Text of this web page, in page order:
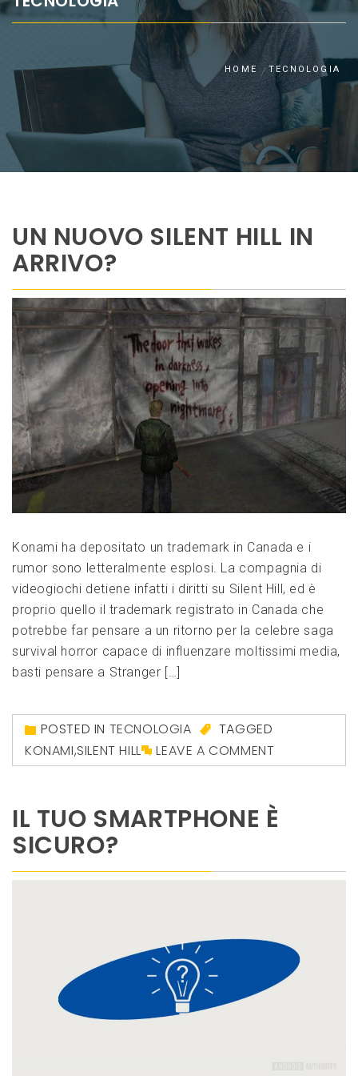
HOME TECNOLOGIA
UN NUOVO SILENT HILL IN
ARRIVO?
Konami ha depositato un trademark in Canada e i
rumor sono letteralmente esplosi. La compagnia di
videogiochi detiene infatti i diritti su Silent Hill, ed è
proprio quello il trademark registrato in Canada che
potrebbe far pensare a un ritorno per la celebre saga
survival horror capace di influenzare moltissimi media,
basti pensare a Stranger […]
POSTED IN TECNOLOGIA
TAGGED
KONAMI,SILENT HILL LEAVE A COMMENT
IL TUO SMARTPHONE È
SICURO?